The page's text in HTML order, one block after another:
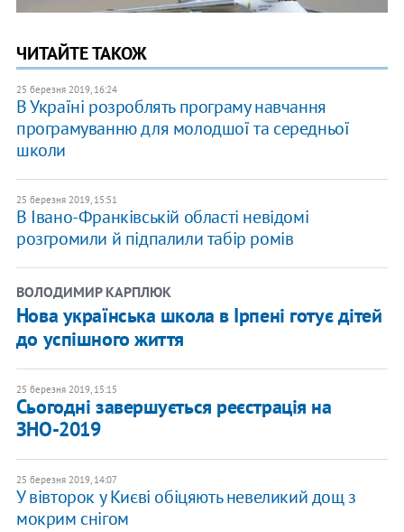
ЧИТАЙТЕ ТАКОЖ
25 березня 2019, 16:24
В Україні розроблять програму навчання
програмуванню для молодшої та середньої
школи
25 березня 2019, 15:51
В Івано-Франківській області невідомі
розгромили й підпалили табір ромів
ВОЛОДИМИР КАРПЛЮК
Нова українська школа в Ірпені готує дітей
до успішного життя
25 березня 2019, 15:15
Сьогодні завершується реєстрація на
ЗНО-2019
25 березня 2019, 14:07
У вівторок у Києві обіцяють невеликий дощ з
мокрим снігом